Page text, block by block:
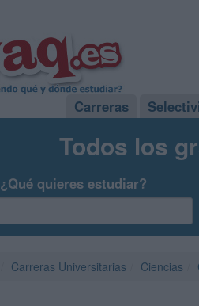
Carreras
Todos los
¿Qué quieres estudiar?
Carreras Universitarias Ciencias